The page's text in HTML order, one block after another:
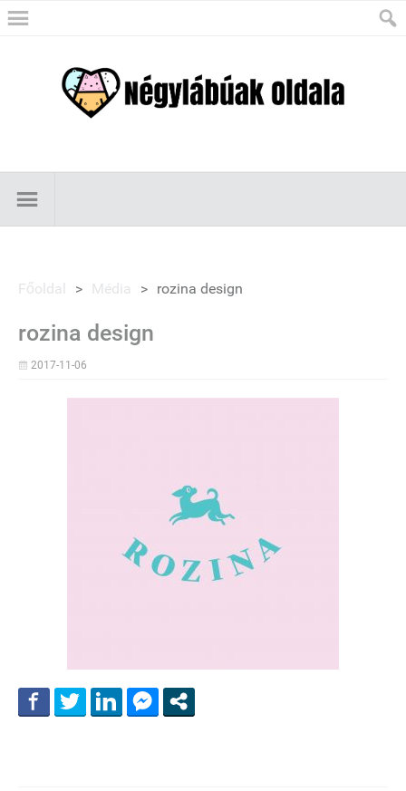
Főoldal > Média > rozina design
rozina design
2017-11-06